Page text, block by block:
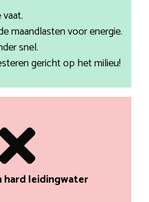
maandlasten voor energie.
snel.
gericht op het milieu!
leidingwater